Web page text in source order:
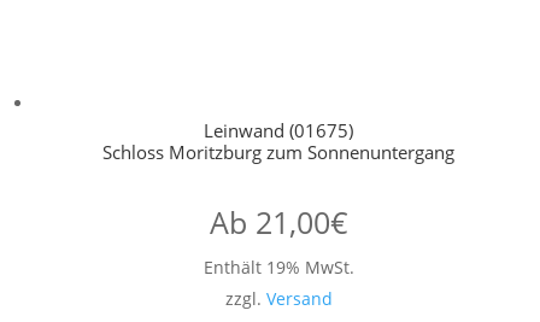
Leinwand (01675)
Schloss Moritzburg zum Sonnenuntergang
Ab 21,00€
Enthält 19% MwSt.
zzgl. Versand